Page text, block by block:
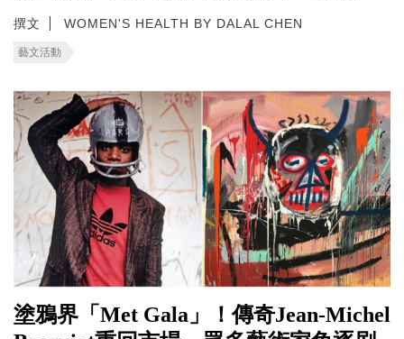
撰文 WOMEN'S HEALTH BY DALAL CHEN
藝文活動
塗鴉界「Met Gala」！傳奇Jean-Michel